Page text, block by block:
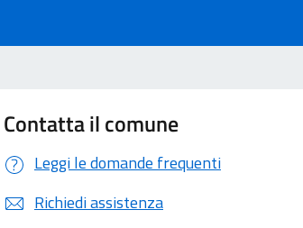
Contatta il comune
Leggi le domande frequenti
Richiedi assistenza